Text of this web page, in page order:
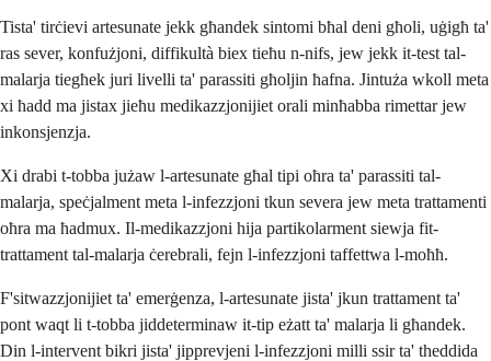
Tista' tirċievi artesunate jekk għandek sintomi bħal deni għoli, uġigħ ta'
ras sever, konfużjoni, diffikultà biex tieħu n-nifs, jew jekk it-test tal-
malarja tiegħek juri livelli ta' parassiti għoljin ħafna. Jintuża wkoll meta
xi ħadd ma jistax jieħu medikazzjonijiet orali minħabba rimettar jew
inkonsjenzja.
Xi drabi t-tobba jużaw l-artesunate għal tipi oħra ta' parassiti tal-
malarja, speċjalment meta l-infezzjoni tkun severa jew meta trattamenti
oħra ma ħadmux. Il-medikazzjoni hija partikolarment siewja fit-
trattament tal-malarja ċerebrali, fejn l-infezzjoni taffettwa l-moħħ.
F'sitwazzjonijiet ta' emerġenza, l-artesunate jista' jkun trattament ta'
pont waqt li t-tobba jiddeterminaw it-tip eżatt ta' malarja li għandek.
Din l-intervent bikri jista' jipprevjeni l-infezzjoni milli ssir ta' theddida